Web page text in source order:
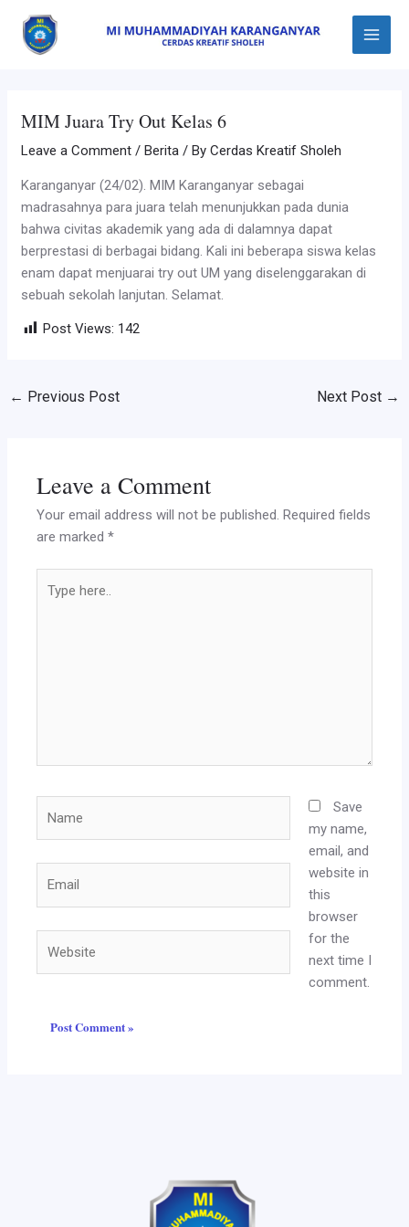
content
Main
Menu
MIM Juara Try Out Kelas 6
Leave a Comment /Berita / ByCerdas Kreatif Sholeh
Karanganyar (24/02). MIM Karanganyar sebagai
madrasahnya para juara telah menunjukkan pada dunia
bahwa civitas akademik yang ada di dalamnya dapat
berprestasi di berbagai bidang. Kali ini beberapa siswa kelas
enam dapat menjuarai try out UM yang diselenggarakan di
sebuah sekolah lanjutan. Selamat.
Post Views: 142
navigation
← Previous Post Next Post →
Leave a Comment
Your email address will not be published. Required fields
are marked*
here..
Save
my name,
email, and
website in
this
browser
for the
next time I
comment.